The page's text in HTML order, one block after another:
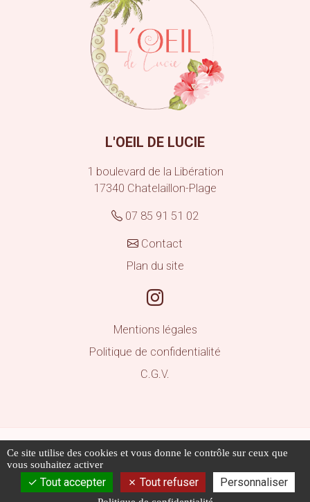
L'OEIL DE LUCIE
1 boulevard de la Libération
17340 Chatelaillon-Plage
07 85 91 51 02
Contact
Plan du site
Mentions légales
Politique de confidentialité
C.G.V.
Les photos sont des propriétés intellectuelles, toute
reproduction est interdite.
Ce site utilise des cookies et vous donne le contrôle sur ceux que
vous souhaitez activer
Tout accepter Tout refuser Personnaliser